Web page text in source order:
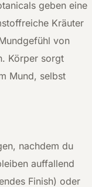
geben eine
Kräuter
von
Körper sorgt
Mund, selbst
nachdem du
auffallend
Finish) oder